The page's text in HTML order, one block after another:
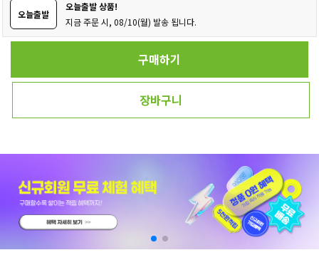
오늘출발
오늘출발 상품!
지금 주문 시, 08/10(월) 발송 됩니다.
구매하기
장바구니